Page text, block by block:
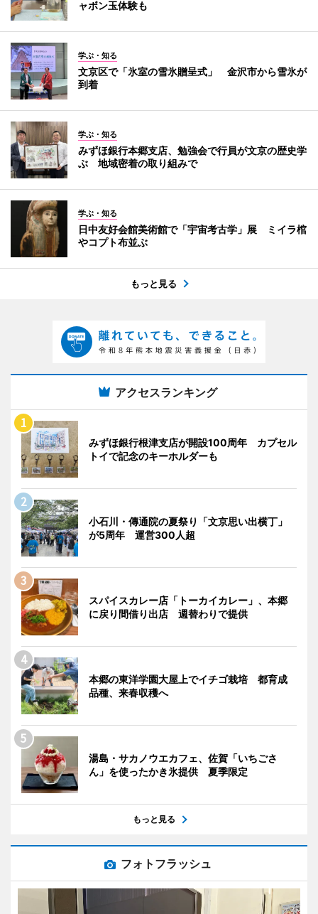
ャボン玉体験も
学ぶ・知る
文京区で「氷室の雪氷贈呈式」 金沢市から雪氷が
到着
学ぶ・知る
みずほ銀行本郷支店、勉強会で行員が文京の歴史学
ぶ 地域密着の取り組みで
学ぶ・知る
日中友好会館美術館で「宇宙考古学」展 ミイラ棺
やコプト布並ぶ
もっと見る
アクセスランキング
みずほ銀行根津支店が開設100周年 カプセル
トイで記念のキーホルダーも
小石川・傳通院の夏祭り「文京思い出横丁」
が5周年 運営300人超
スパイスカレー店「トーカイカレー」、本郷
に戻り間借り出店 週替わりで提供
本郷の東洋学園大屋上でイチゴ栽培 都育成
品種、来春収穫へ
湯島・サカノウエカフェ、佐賀「いちごさ
ん」を使ったかき氷提供 夏季限定
もっと見る
フォトフラッシュ